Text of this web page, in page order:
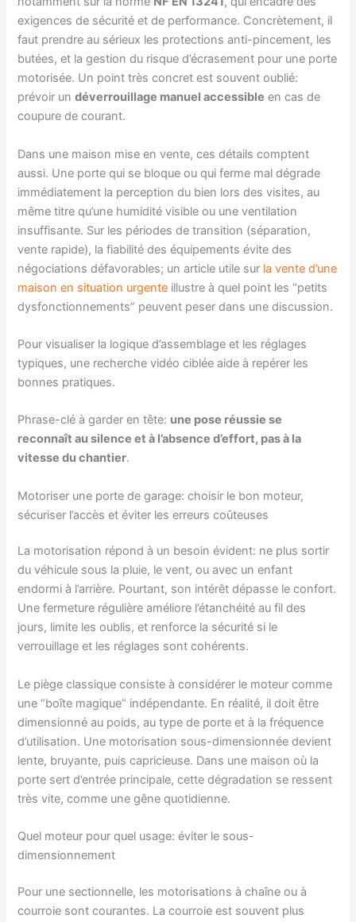
exigences de sécurité et de performance. Concrètement, il
faut prendre au sérieux les protections anti-pincement, les
butées, et la gestion du risque d’écrasement pour une porte
motorisée. Un point très concret est souvent oublié:
prévoir undéverrouillage manuel accessible en cas de
coupure de courant.
Dans une maison mise en vente, ces détails comptent
aussi. Une porte qui se bloque ou qui ferme mal dégrade
immédiatement la perception du bien lors des visites, au
même titre qu’une humidité visible ou une ventilation
insuffisante. Sur les périodes de transition (séparation,
vente rapide), la fiabilité des équipements évite des
négociations défavorables; un article utile sur la vente d’une
maison en situation urgente illustre à quel point les “petits
dysfonctionnements” peuvent peser dans une discussion.
Pour visualiser la logique d’assemblage et les réglages
typiques, une recherche vidéo ciblée aide à repérer les
bonnes pratiques.
Phrase-clé à garder en tête: une pose réussie se
reconnaît au silence et à l’absence d’effort, pas à la
vitesse du chantier.
Motoriser une porte de garage: choisir le bon moteur,
sécuriser l’accès et éviter les erreurs coûteuses
La motorisation répond à un besoin évident: ne plus sortir
du véhicule sous la pluie, le vent, ou avec un enfant
endormi à l’arrière. Pourtant, son intérêt dépasse le confort.
Une fermeture régulière améliore l’étanchéité au fil des
jours, limite les oublis, et renforce la sécurité si le
verrouillage et les réglages sont cohérents.
Le piège classique consiste à considérer le moteur comme
une “boîte magique” indépendante. En réalité, il doit être
dimensionné au poids, au type de porte et à la fréquence
d’utilisation. Une motorisation sous-dimensionnée devient
lente, bruyante, puis capricieuse. Dans une maison où la
porte sert d’entrée principale, cette dégradation se ressent
très vite, comme une gêne quotidienne.
Quel moteur pour quel usage: éviter le sous-
dimensionnement
Pour une sectionnelle, les motorisations à chaîne ou à
courroie sont courantes. La courroie est souvent plus